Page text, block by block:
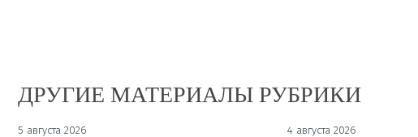
ДРУГИЕ МАТЕРИАЛЫ РУБРИКИ
5 августа 2026 4 августа 2026